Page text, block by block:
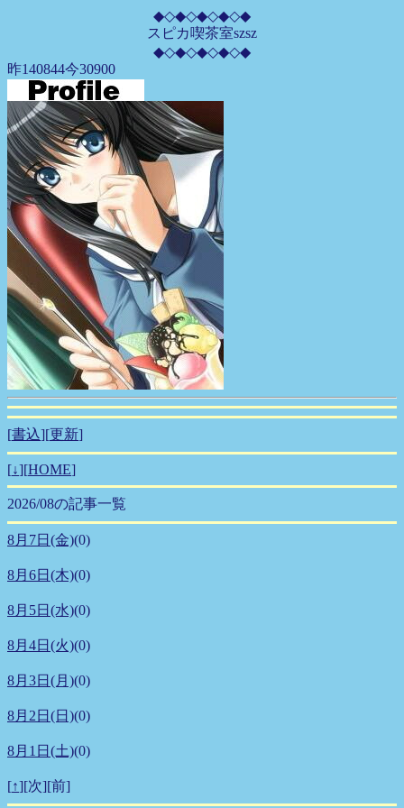
◆◇◆◇◆◇◆◇◆
スピカ喫茶室szsz
◆◇◆◇◆◇◆◇◆
昨140844今30900
[書込][更新]
[↓][HOME]
2026/08の記事一覧
8月7日(金)(0)
8月6日(木)(0)
8月5日(水)(0)
8月4日(火)(0)
8月3日(月)(0)
8月2日(日)(0)
8月1日(土)(0)
[↑][次][前]